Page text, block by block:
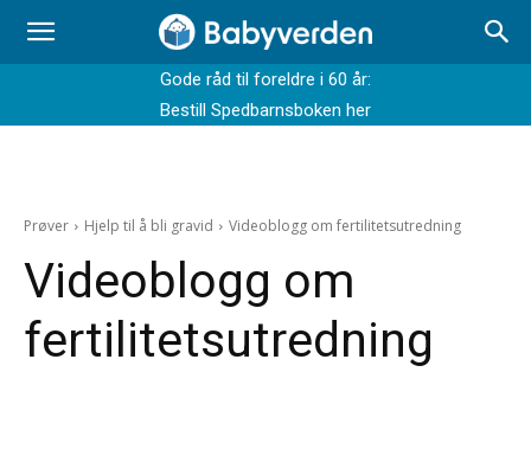
Gode råd til foreldre i 60 år:
Bestill Spedbarnsboken her
Prøver Hjelp til å bli gravid Videoblogg om fertilitetsutredning
Videoblogg om
fertilitetsutredning